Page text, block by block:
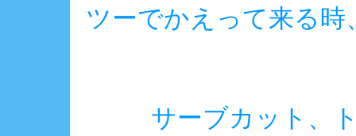
ツーでかえって来る
サーブカット、